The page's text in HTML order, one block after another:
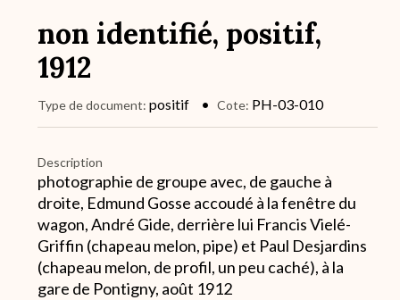
non identifié, positif,
1912
Type de document positif Cote PH-03-010
Description
photographie de groupe avec, de gauche à
droite, Edmund Gosse accoudé à la fenêtre du
wagon, André Gide, derrière lui Francis Vielé-
Griffin (chapeau melon, pipe) et Paul Desjardins
(chapeau melon, de profil, un peu caché), à la
gare de Pontigny, août 1912